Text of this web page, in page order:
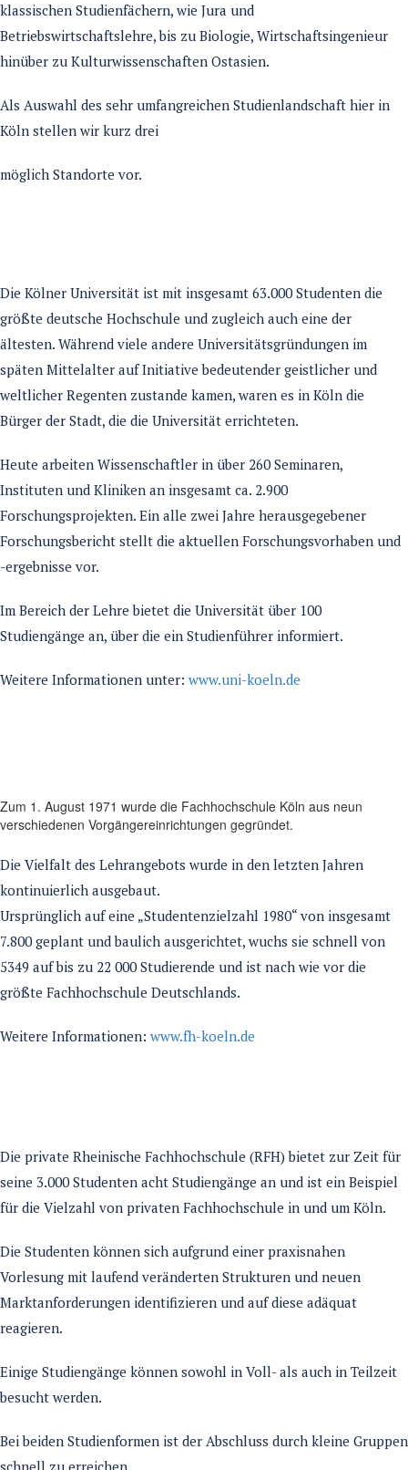
klassischen Studienfächern, wie Jura und
Betriebswirtschaftslehre, bis zu Biologie, Wirtschaftsingenieur
hinüber zu Kulturwissenschaften Ostasien.
Als Auswahl des sehr umfangreichen Studienlandschaft hier in
Köln stellen wir kurz drei
möglich Standorte vor.
Die Kölner Universität ist mit insgesamt 63.000 Studenten die
größte deutsche Hochschule und zugleich auch eine der
ältesten. Während viele andere Universitätsgründungen im
späten Mittelalter auf Initiative bedeutender geistlicher und
weltlicher Regenten zustande kamen, waren es in Köln die
Bürger der Stadt, die die Universität errichteten.
Heute arbeiten Wissenschaftler in über 260 Seminaren,
Instituten und Kliniken an insgesamt ca. 2.900
Forschungsprojekten. Ein alle zwei Jahre herausgegebener
Forschungsbericht stellt die aktuellen Forschungsvorhaben und
-ergebnisse vor.
Im Bereich der Lehre bietet die Universität über 100
Studiengänge an, über die ein Studienführer informiert.
Weitere Informationen unter: www.uni-koeln.de
Zum 1. August 1971 wurde die Fachhochschule Köln aus neun
verschiedenen Vorgängereinrichtungen gegründet.
Die Vielfalt des Lehrangebots wurde in den letzten Jahren
kontinuierlich ausgebaut.
Ursprünglich auf eine „Studentenzielzahl 1980“ von insgesamt
7.800 geplant und baulich ausgerichtet, wuchs sie schnell von
5349 auf bis zu 22 000 Studierende und ist nach wie vor die
größte Fachhochschule Deutschlands.
Weitere Informationen: www.fh-koeln.de
Die private Rheinische Fachhochschule (RFH) bietet zur Zeit für
seine 3.000 Studenten acht Studiengänge an und ist ein Beispiel
für die Vielzahl von privaten Fachhochschule in und um Köln.
Die Studenten können sich aufgrund einer praxisnahen
Vorlesung mit laufend veränderten Strukturen und neuen
Marktanforderungen identifizieren und auf diese adäquat
reagieren.
Einige Studiengänge können sowohl in Voll- als auch in Teilzeit
besucht werden.
Bei beiden Studienformen ist der Abschluss durch kleine Gruppen
schnell zu erreichen.